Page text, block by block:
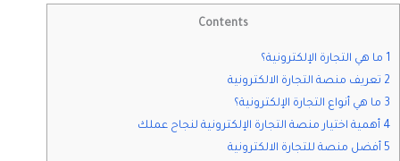
Contents
1 ما هي التجارة الإلكترونية؟
2 تعريف منصة التجارة الالكترونية
3 ما هي أنواع التجارة الإلكترونية؟
4 أهمية اختيار منصة التجارة الإلكترونية لنجاح عملك
5 أفضل منصة للتجارة الالكترونية